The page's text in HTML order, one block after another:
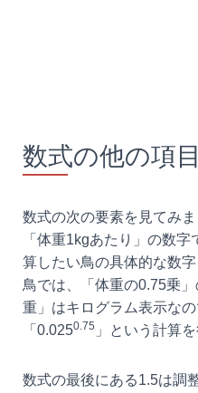
数式の他の項目
数式の次の要素を見てみ
「体重1kgあたり」の数
算したい鳥の具体的な数
鳥では、「体重の0.75乗
重」はキログラム表示な
「0.0250.75 」という計算
数式の最後にある1.5は調